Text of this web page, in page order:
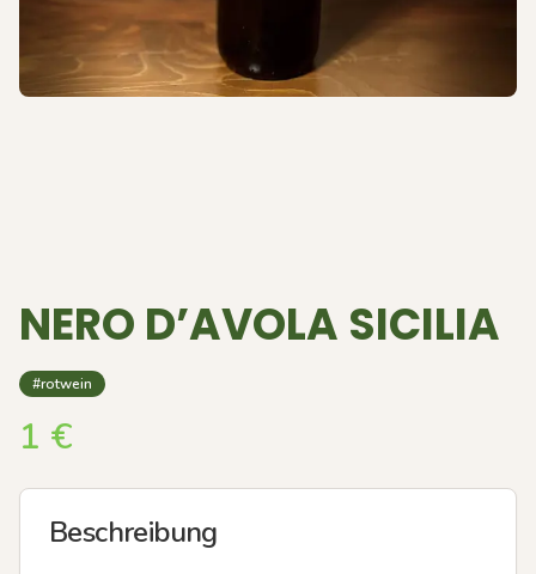
NERO D’AVOLA SICILIA
#rotwein
1 €
Beschreibung